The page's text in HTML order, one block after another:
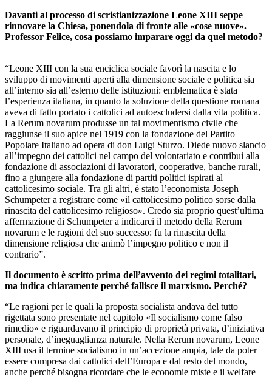
Davanti al processo di scristianizzazione Leone XIII seppe
rinnovare la Chiesa, ponendola di fronte alle «cose nuove».
Professor Felice, cosa possiamo imparare oggi da quel metodo?
“Leone XIII con la sua enciclica sociale favorì la nascita e lo
sviluppo di movimenti aperti alla dimensione sociale e politica sia
all’interno sia all’esterno delle istituzioni: emblematica è stata
l’esperienza italiana, in quanto la soluzione della questione romana
aveva di fatto portato i cattolici ad autoescludersi dalla vita politica.
La Rerum novarum produsse un tal movimentismo civile che
raggiunse il suo apice nel 1919 con la fondazione del Partito
Popolare Italiano ad opera di don Luigi Sturzo. Diede nuovo slancio
all’impegno dei cattolici nel campo del volontariato e contribuì alla
fondazione di associazioni di lavoratori, cooperative, banche rurali,
fino a giungere alla fondazione di partiti politici ispirati al
cattolicesimo sociale. Tra gli altri, è stato l’economista Joseph
Schumpeter a registrare come «il cattolicesimo politico sorse dalla
rinascita del cattolicesimo religioso». Credo sia proprio quest’ultima
affermazione di Schumpeter a indicarci il metodo della Rerum
novarum e le ragioni del suo successo: fu la rinascita della
dimensione religiosa che animò l’impegno politico e non il
contrario”.
Il documento è scritto prima dell’avvento dei regimi totalitari,
ma indica chiaramente perché fallisce il marxismo. Perché?
“Le ragioni per le quali la proposta socialista andava del tutto
rigettata sono presentate nel capitolo «Il socialismo come falso
rimedio» e riguardavano il principio di proprietà privata, d’iniziativa
personale, d’ineguaglianza naturale. Nella Rerum novarum, Leone
XIII usa il termine socialismo in un’accezione ampia, tale da poter
essere compresa dai cattolici dell’Europa e dal resto del mondo,
anche perché bisogna ricordare che le economie miste e il welfare